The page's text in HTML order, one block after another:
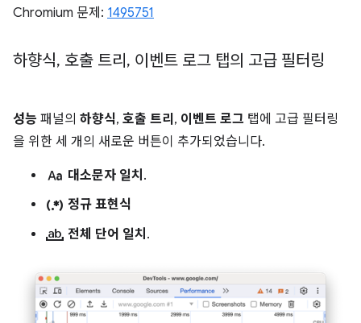
Chromium 문제: 1495751
하향식, 호출 트리 , 이벤트 로그 탭의 고급 필터링
성능 패널의 하향식, 호출 트리 , 이벤트 로그 탭에 고급 필터링
을 위한 세 개의 새로운 버튼이 추가되었습니다.
match_case 대소문자 일치 .
regular_expression 정규 표현식
match_word 전체 단어 일치 .